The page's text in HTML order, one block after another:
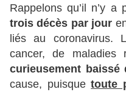
Rappelons qu’il n’y
trois décès par jour
liés au coronavirus.
cancer, de maladies
curieusement baissé
cause, puisquetoute